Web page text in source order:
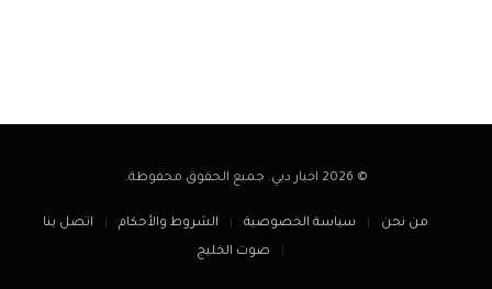
© 2026 اخبار دبي. جميع الحقوق محفوظة.
من نحن سياسة الخصوصية الشروط والأحكام
اتصل بنا
صوت الخليج